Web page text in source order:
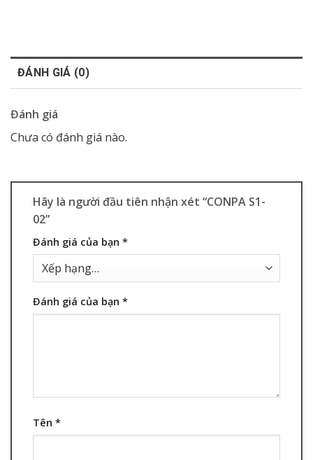
ĐÁNH GIÁ (0)
Đánh giá
Chưa có đánh giá nào.
Hãy là người đầu tiên nhận xét “CONPA S1-
02”
Đánh giá của bạn *
Đánh giá của bạn *
Tên *